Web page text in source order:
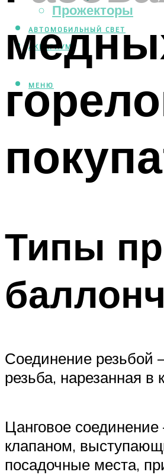
Прожекторы
АВТОМОБИЛЬНЫЙ СВЕТ
АКВАРИУМ
МЕНЮ
Типы
Соединение резьбой
резьба, нарезанная в
Цанговое
клапаном,
посадочные места,